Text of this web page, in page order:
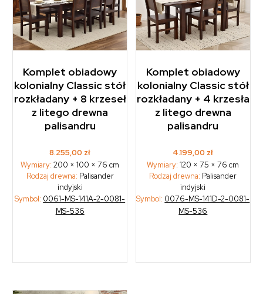
Komplet obiadowy
kolonialny Classic stół
rozkładany + 8 krzeseł
z litego drewna
palisandru
8.255,00 zł
Wymiary:200 × 100 × 76 cm
Rodzaj drewna: Palisander
indyjski
Symbol: 0061-MS-141A-2-0081-
MS-536
Komplet obiadowy
kolonialny Classic stół
rozkładany + 4 krzesła
z litego drewna
palisandru
4.199,00 zł
Wymiary:120 × 75 × 76 cm
Rodzaj drewna: Palisander
indyjski
Symbol: 0076-MS-141D-2-0081-
MS-536